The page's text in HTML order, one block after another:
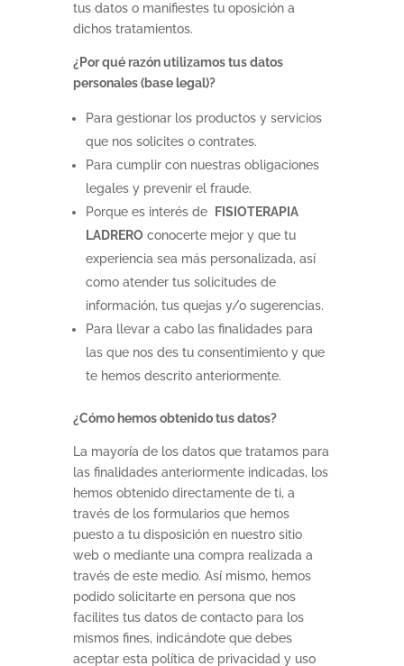
tus datos o manifiestes tu oposición a
dichos tratamientos.
¿Por qué razón utilizamos tus datos
personales (base legal)?
Para gestionar los productos y servicios
que nos solicites o contrates.
Para cumplir con nuestras obligaciones
legales y prevenir el fraude.
Porque es interés de
FISIOTERAPIA
LADRERO conocerte mejor y que tu
experiencia sea más personalizada, así
como atender tus solicitudes de
información, tus quejas y/o sugerencias.
Para llevar a cabo las finalidades para
las que nos des tu consentimiento y que
te hemos descrito anteriormente.
¿Cómo hemos obtenido tus datos?
La mayoría de los datos que tratamos para
las finalidades anteriormente indicadas, los
hemos obtenido directamente de ti, a
través de los formularios que hemos
puesto a tu disposición en nuestro sitio
web o mediante una compra realizada a
través de este medio. Así mismo, hemos
podido solicitarte en persona que nos
facilites tus datos de contacto para los
mismos fines, indicándote que debes
aceptar esta política de privacidad y uso